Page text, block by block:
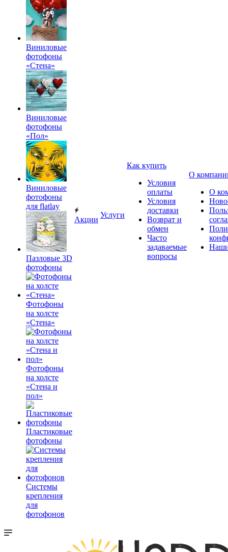
Виниловые
фотофоны
«Стена»
Виниловые
фотофоны
«Пол»
Виниловые
фотофоны
для flatlay
Пазловые 3D
фотофоны
Фотофоны
на холсте
«Стена»
Фотофоны
на холсте
«Стена и
пол»
Пластиковые
фотофоны
Системы
крепления
для
фотофонов
Акции
Услуги
Как купить
Условия
оплаты
Условия
доставки
Возврат и
обмен
Часто
задаваемые
вопросы
О
О